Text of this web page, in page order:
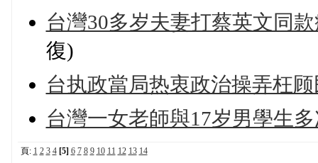
台灣30多岁夫妻打蔡英文同
復)
台执政當局热衷政治操弄枉
台灣一女老師與17岁男學生
頁: 1 2 3 4 [5] 6 7 8 9 10 11 12 13 14